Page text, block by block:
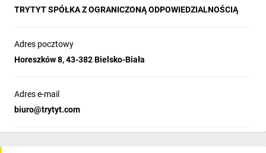
TRYTYT SPÓŁKA Z OGRANICZONĄ ODPOWIEDZIALNOŚCIĄ
Adres pocztowy
Horeszków 8, 43-382 Bielsko-Biała
Adres e-mail
biuro@trytyt.com